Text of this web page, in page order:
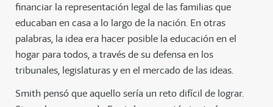
financiar la representación legal de las familias que
educaban en casa a lo largo de la nación. En otras
palabras, la idea era hacer posible la educación en el
hogar para todos, a través de su defensa en los
tribunales, legislaturas y en el mercado de las ideas.
Smith pensó que aquello sería un reto difícil de lograr.